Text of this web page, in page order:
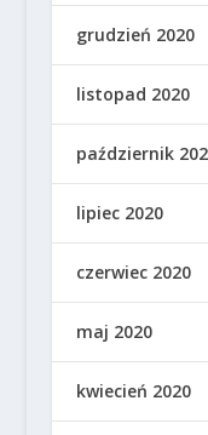
grudzień 2020
listopad 2020
październik
lipiec 2020
czerwiec 2020
maj 2020
kwiecień 2020